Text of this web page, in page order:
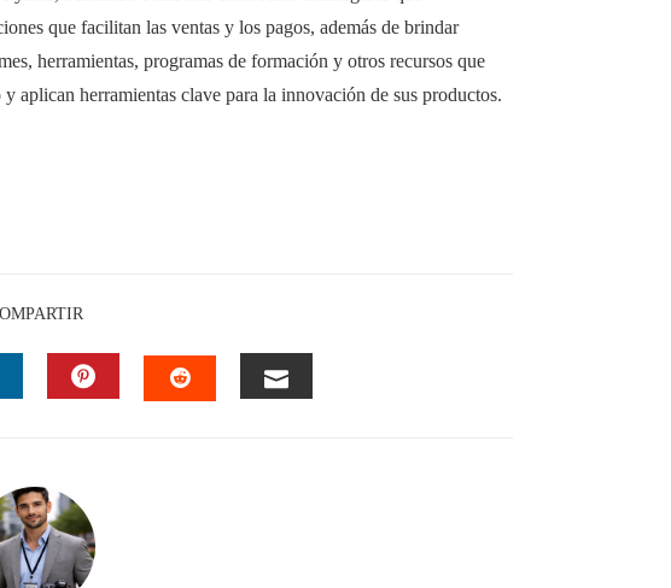
que facilitan las ventas y los pagos, además de brindar
herramientas, programas de formación y otros recursos que
aplican herramientas clave para la innovación de sus productos.